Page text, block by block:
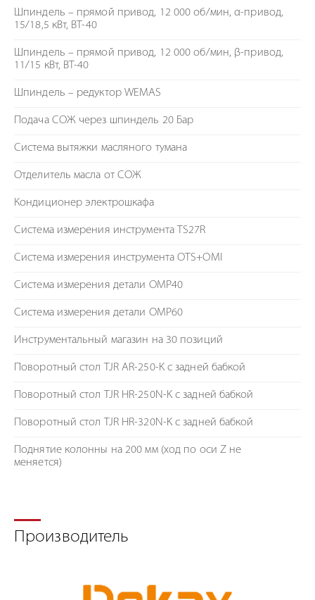
Шпиндель – прямой привод, 12 000 об/мин, α-привод,
15/18,5 кВт, BT-40
Шпиндель – прямой привод, 12 000 об/мин, β-привод,
11/15 кВт, BT-40
Шпиндель – редуктор WEMAS
Подача СОЖ через шпиндель 20 Бар
Система вытяжки масляного тумана
Отделитель масла от СОЖ
Кондиционер электрошкафа
Система измерения инструмента TS27R
Система измерения инструмента OTS+OMI
Система измерения детали OMP40
Система измерения детали OMP60
Инструментальный магазин на 30 позиций
Поворотный стол TJR AR-250-K c задней бабкой
Поворотный стол TJR HR-250N-K c задней бабкой
Поворотный стол TJR HR-320N-K c задней бабкой
Поднятие колонны на 200 мм (ход по оси Z не
меняется)
Производитель